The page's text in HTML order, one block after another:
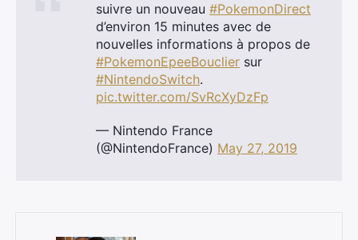
suivre un nouveau #PokemonDirect
d’environ 15 minutes avec de
nouvelles informations à propos de
#PokemonEpeeBouclier sur
#NintendoSwitch.
pic.twitter.com/SvRcXyDzFp
— Nintendo France
(@NintendoFrance) May 27, 2019